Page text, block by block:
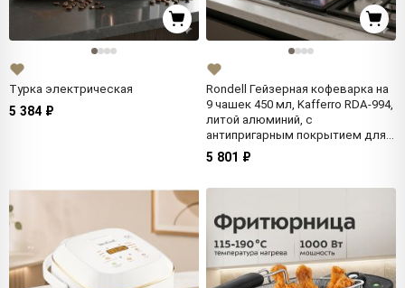
Турка электрическая
5 384 ₽
Rondell Гейзерная кофеварка на
9 чашек 450 мл, Kafferro RDA-994,
литой алюминий, с
антипригарным покрытием для
газовой плиты
5 801 ₽